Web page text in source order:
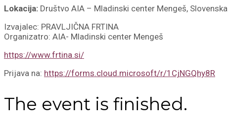
Lokacija: Društvo AIA – Mladinski center Mengeš,
Izvajalec: PRAVLJIČNA FRTINA
Organizatro: AIA- Mladinski center Mengeš
https://www.frtina.si/
Prijava na: https://forms.cloud.microsoft/r/1CjNGQhy8R
The event is finished.